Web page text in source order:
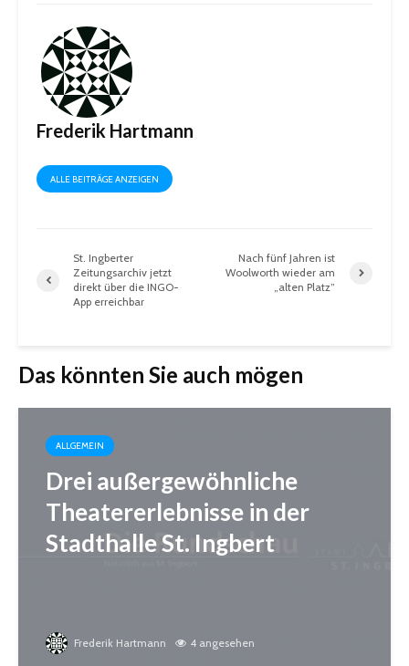
Frederik Hartmann
ALLE BEITRÄGE ANZEIGEN
St. Ingberter
Zeitungsarchiv jetzt
direkt über die INGO-
App erreichbar
Nach fünf Jahren ist
Woolworth wieder am
„alten Platz”
Das könnten Sie auch mögen
ALLGEMEIN
Drei außergewöhnliche
Theatererlebnisse in der
Stadthalle St. Ingbert
Frederik Hartmann 4 angesehen